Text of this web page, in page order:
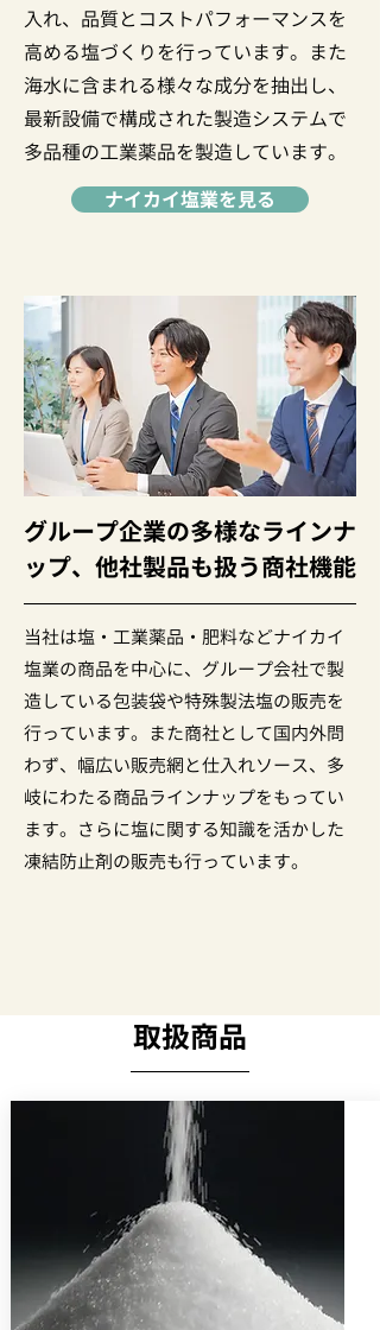
入れ、品質とコストパフォーマンスを
高める塩づくりを行っています。また
海水に含まれる様々な成分を抽出し、
最新設備で構成された製造システムで
多品種の工業薬品を製造しています。
ナイカイ塩業を見る
グループ企業の多様なラインナ
ップ、他社製品も扱う商社機能
当社は塩・工業薬品・肥料などナイカイ
塩業の商品を中心に、グループ会社で製
造している包装袋や特殊製法塩の販売を
行っています。また商社として国内外問
わず、幅広い販売網と仕入れソース、多
岐にわたる商品ラインナップをもってい
ます。さらに塩に関する知識を活かした
凍結防止剤の販売も行っています。
取扱商品